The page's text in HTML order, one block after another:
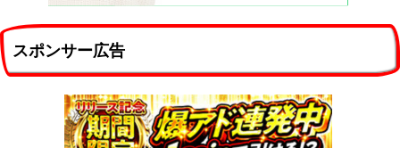
スポンサー広告